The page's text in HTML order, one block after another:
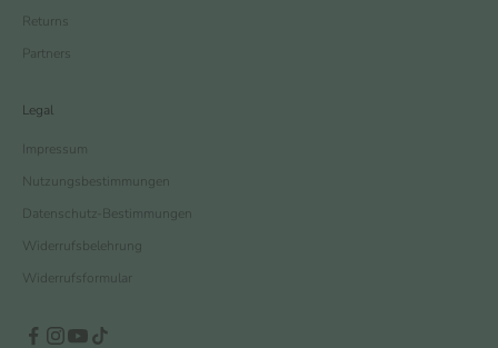
Returns
Partners
Legal
Impressum
Nutzungsbestimmungen
Datenschutz-Bestimmungen
Widerrufsbelehrung
Widerrufsformular